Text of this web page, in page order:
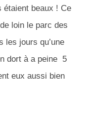
étaient beaux ! Ce
loin le parc des
les jours qu’une
dort à a peine 5
eux aussi bien